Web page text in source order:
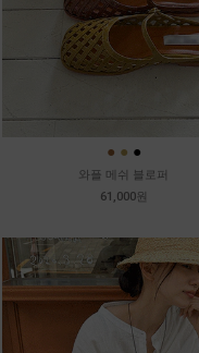
● ● ●
와플 메쉬 블로퍼
61,000원